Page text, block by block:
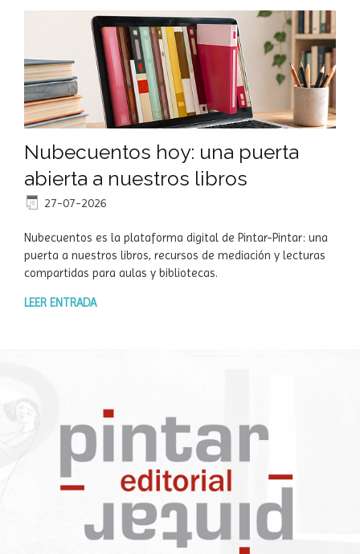
Nubecuentos hoy: una puerta
abierta a nuestros libros
27-07-2026
Nubecuentos es la plataforma digital de Pintar-Pintar: una
puerta a nuestros libros, recursos de mediación y lecturas
compartidas para aulas y bibliotecas.
LEER ENTRADA